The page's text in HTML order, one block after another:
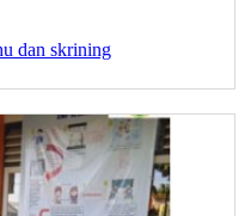
dan skrining